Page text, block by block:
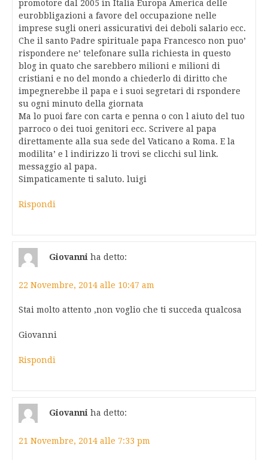
promotore dal 2005 in Italia Europa America delle
eurobbligazioni a favore del occupazione nelle
imprese sugli oneri assicurativi dei deboli salario ecc.
Che il santo Padre spirituale papa Francesco non puo’
rispondere ne’ telefonare sulla richiesta in questo
blog in quato che sarebbero milioni e milioni di
cristiani e no del mondo a chiederlo di diritto che
impegnerebbe il papa e i suoi segretari di rspondere
su ogni minuto della giornata
Ma lo puoi fare con carta e penna o con l aiuto del tuo
parroco o dei tuoi genitori ecc. Scrivere al papa
direttamente alla sua sede del Vaticano a Roma. E la
modilita’ e l indirizzo li trovi se clicchi sul link.
messaggio al papa.
Simpaticamente ti saluto. luigi
Rispondi
Giovanni ha detto:
22 Novembre, 2014 alle 10:47 am
Stai molto attento ,non voglio che ti succeda qualcosa
Giovanni
Rispondi
Giovanni ha detto:
21 Novembre, 2014 alle 7:33 pm